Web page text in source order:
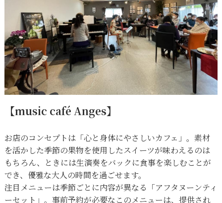
【music café Anges】
お店のコンセプトは「心と身体にやさしいカフェ」。素材
を活かした季節の果物を使用したスイーツが味わえるのは
もちろん、ときには生演奏をバックに食事を楽しむことが
でき、優雅な大人の時間を過ごせます。
注目メニューは季節ごとに内容が異なる「アフタヌーンティ
ーセット」。事前予約が必要なこのメニューは、提供され